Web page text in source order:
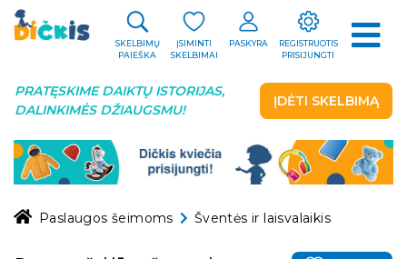
SKELBIMŲ
PAIEŠKA
ĮSIMINTI
SKELBIMAI
PASKYRA
REGISTRUOTIS
PRISIJUNGTI
PRATĘSKIME DAIKTŲ ISTORIJAS,
DALINKIMĖS DŽIAUGSMU!
ĮDĖTI SKELBIMĄ
Paslaugos šeimoms Šventės ir laisvalaikis